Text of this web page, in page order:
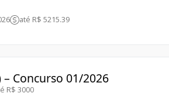
até R$ 5215.39
Concurso 01/2026
R$ 3000